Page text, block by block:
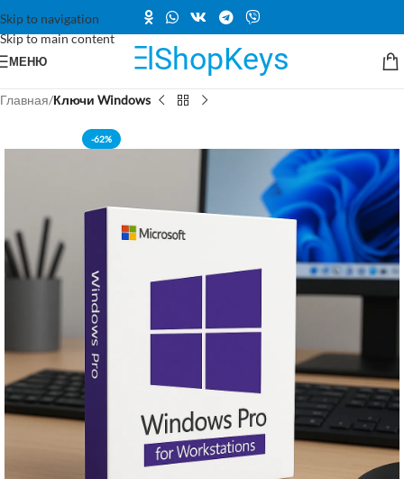
Skip to navigation
Skip to main content
МЕНЮ
Главная Ключи Windows
-62%